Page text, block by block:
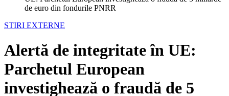
de euro din fondurile PNRR
STIRI EXTERNE
Alertă de integritate în UE:
Parchetul European
investighează o fraudă de 5